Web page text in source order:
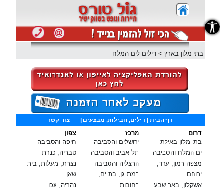
בתי מלון בארץ > דילים לים המלח
דף הבית | דילים, חבילות, מבצעים | צור קשר
צפון
חיפה והסביבה
טבריה, כנרת
נצרת, מעלות, בית
שאן
נהריה, עכו
מרכז
ירושלים והסביבה
תל אביב והסביבה
הרצליה והסביבה
רמת גן, בת ים,
רחובות
דרום
בתי מלון באילת
ים המלח והסביבה
מצפה רמון, ערד,
ירוחם
אשקלון, באר שבע
נגישות